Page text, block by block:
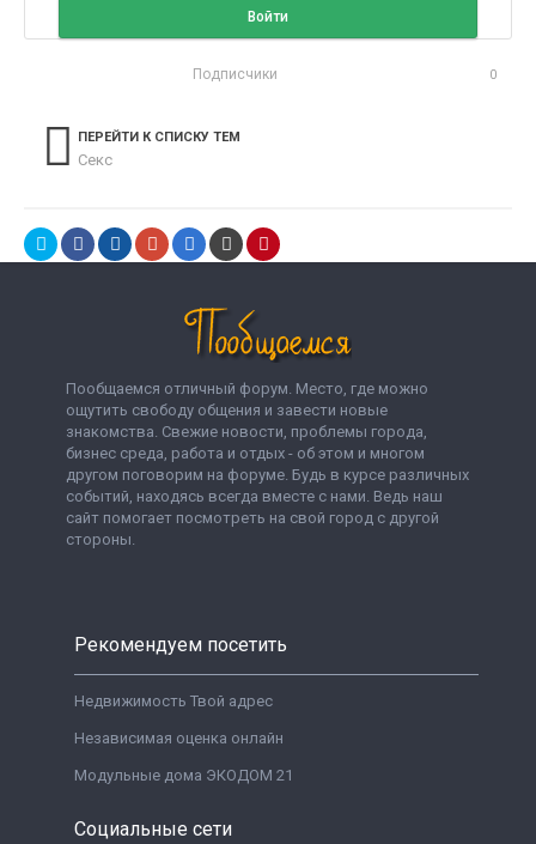
Войти
Подписчики 0
ПЕРЕЙТИ К СПИСКУ ТЕМ
Секс
Пообщаемся отличный форум. Место, где можно
ощутить свободу общения и завести новые
знакомства. Свежие новости, проблемы города,
бизнес среда, работа и отдых - об этом и многом
другом поговорим на форуме. Будь в курсе различных
событий, находясь всегда вместе с нами. Ведь наш
сайт помогает посмотреть на свой город с другой
стороны.
Рекомендуем посетить
Недвижимость Твой адрес
Независимая оценка онлайн
Модульные дома ЭКОДОМ 21
Социальные сети